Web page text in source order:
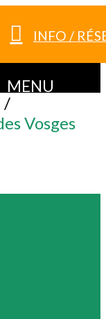
INFO /
MENU
/
Vosges